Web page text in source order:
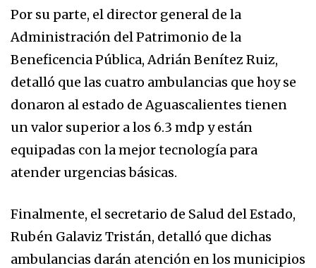
Por su parte, el director general de la
Administración del Patrimonio de la
Beneficencia Pública, Adrián Benítez Ruiz,
detalló que las cuatro ambulancias que hoy se
donaron al estado de Aguascalientes tienen
un valor superior a los 6.3 mdp y están
equipadas con la mejor tecnología para
atender urgencias básicas.
Finalmente, el secretario de Salud del Estado,
Rubén Galaviz Tristán, detalló que dichas
ambulancias darán atención en los municipios